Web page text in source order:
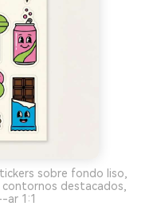
sobre fondo liso,
destacados,
ar 1:1